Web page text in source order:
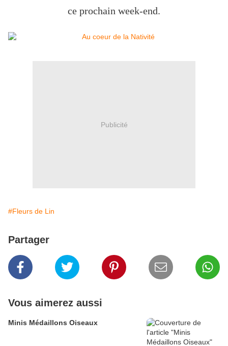
ce prochain week-end.
Publicité
#Fleurs de Lin
Partager
Vous aimerez aussi
Minis Médaillons Oiseaux